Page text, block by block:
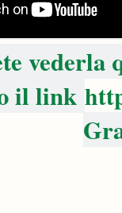
vederla
il link